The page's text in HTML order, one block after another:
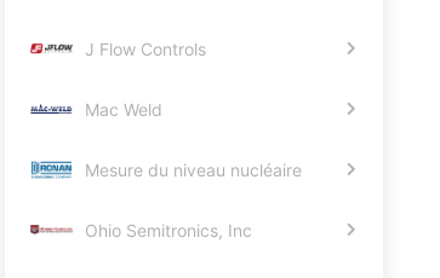
J Flow Controls
Mac Weld
Mesure du niveau nucléaire
Ohio Semitronics, Inc